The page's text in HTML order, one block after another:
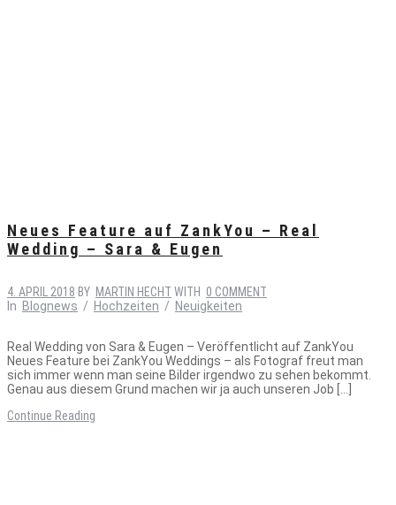
Neues Feature auf ZankYou – Real
Wedding – Sara & Eugen
4. APRIL 2018 BY MARTIN HECHT WITH 0 COMMENT
In Blognews / Hochzeiten / Neuigkeiten
Real Wedding von Sara & Eugen – Veröffentlicht auf ZankYou
Neues Feature bei ZankYou Weddings – als Fotograf freut man
sich immer wenn man seine Bilder irgendwo zu sehen bekommt.
Genau aus diesem Grund machen wir ja auch unseren Job […]
Continue Reading